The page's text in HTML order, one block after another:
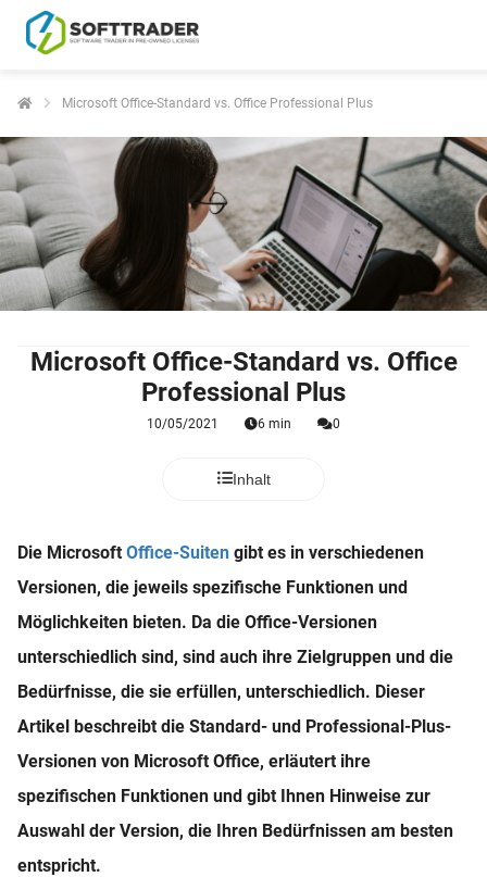
Microsoft Office-Standard vs. Office Professional Plus
Microsoft Office-Standard vs. Office
Professional Plus
10/05/2021 6 min 0
Inhalt
Die Microsoft Office-Suiten gibt es in verschiedenen
Versionen, die jeweils spezifische Funktionen und
Möglichkeiten bieten. Da die Office-Versionen
unterschiedlich sind, sind auch ihre Zielgruppen und die
Bedürfnisse, die sie erfüllen, unterschiedlich. Dieser
Artikel beschreibt die Standard- und Professional-Plus-
Versionen von Microsoft Office, erläutert ihre
spezifischen Funktionen und gibt Ihnen Hinweise zur
Auswahl der Version, die Ihren Bedürfnissen am besten
entspricht.